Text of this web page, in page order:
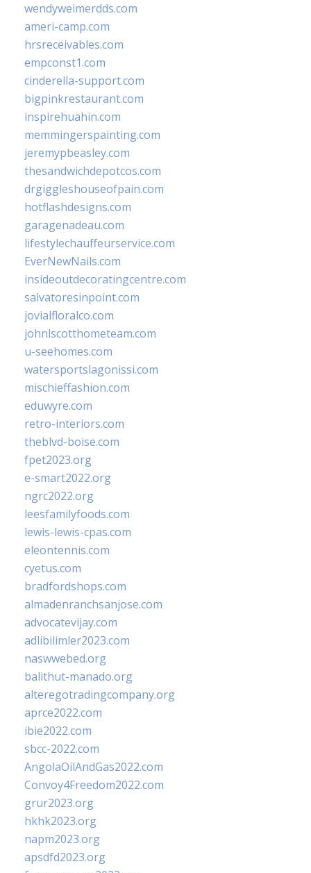
wendyweimerdds.com
ameri-camp.com
hrsreceivables.com
empconst1.com
cinderella-support.com
bigpinkrestaurant.com
inspirehuahin.com
memmingerspainting.com
jeremypbeasley.com
thesandwichdepotcos.com
drgiggleshouseofpain.com
hotflashdesigns.com
garagenadeau.com
lifestylechauffeurservice.com
EverNewNails.com
insideoutdecoratingcentre.com
salvatoresinpoint.com
jovialfloralco.com
johnlscotthometeam.com
u-seehomes.com
watersportslagonissi.com
mischieffashion.com
eduwyre.com
retro-interiors.com
theblvd-boise.com
fpet2023.org
e-smart2022.org
ngrc2022.org
leesfamilyfoods.com
lewis-lewis-cpas.com
eleontennis.com
cyetus.com
bradfordshops.com
almadenranchsanjose.com
advocatevijay.com
adlibilimler2023.com
naswwebed.org
balithut-manado.org
alteregotradingcompany.org
aprce2022.com
ibie2022.com
sbcc-2022.com
AngolaOilAndGas2022.com
Convoy4Freedom2022.com
grur2023.org
hkhk2023.org
napm2023.org
apsdfd2023.org